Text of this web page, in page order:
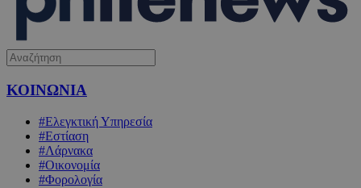
ΚΟΙΝΩΝΙΑ
#Ελεγκτική Υπηρεσία
#Εστίαση
#Λάρνακα
#Οικονομία
#Φορολογία